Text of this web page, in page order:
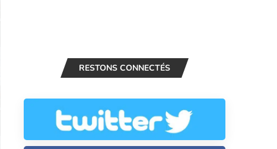
RESTONS CONNECTÉS